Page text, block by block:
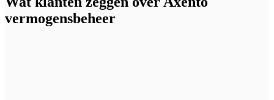
vermogensbeheer